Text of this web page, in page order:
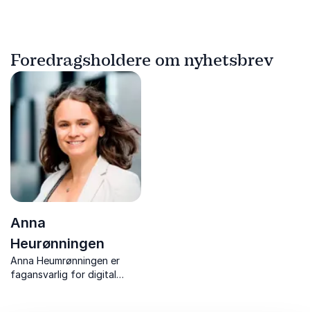
Foredragsholdere om nyhetsbrev
Anna
Heurønningen
Anna Heumrønningen er
fagansvarlig for digital